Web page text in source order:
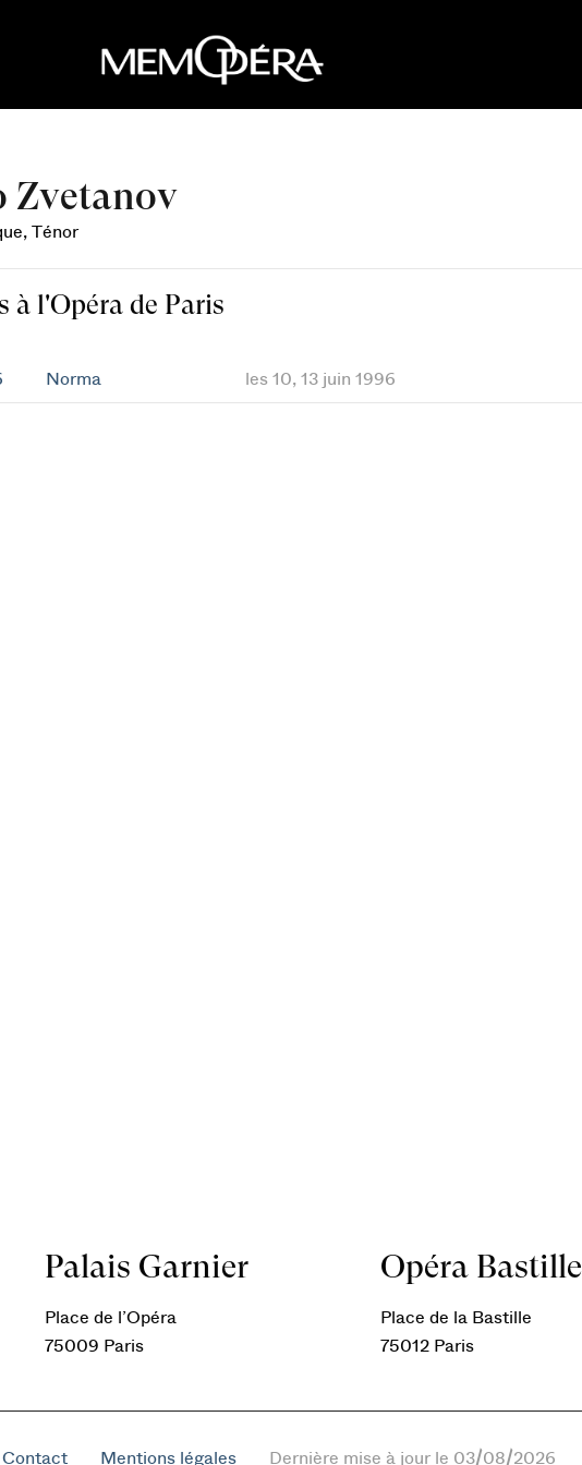
Zvetanov
Ténor
à l'Opéra de Paris
Norma les 10, 13 juin 1996
Palais Garnier
Place de l’Opéra
75009 Paris
Opéra Bastille
Place de la Bastille
75012 Paris
Contact Mentions légales Dernière mise à jour le 03/08/2026